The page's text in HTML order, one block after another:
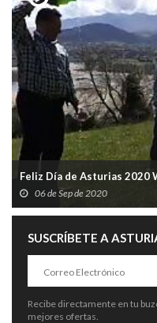
Feliz Día de Asturias 2020
06 de Sep de 2020
SUSCRÍBETE A
Recibe directamente en tu
mejores ofertas.